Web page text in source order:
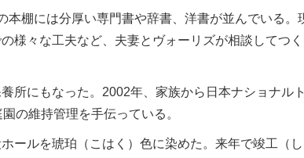
棚には分厚い専門書や辞書、洋書が並んでいる。
様々な工夫など、夫妻とヴォーリズが相談してつ
所にもなった。2002年、家族から日本ナショナル
の維持管理を手伝っている。
ールを琥珀（こはく）色に染めた。来年で竣工（